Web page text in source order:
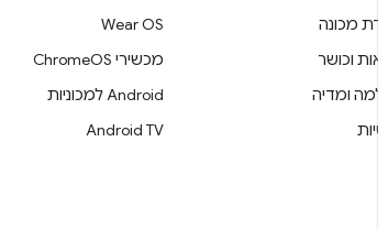
מכונה
וכושר
ומדיה
Wear OS
מכשירי ChromeOS
Android למכוניות
Android TV